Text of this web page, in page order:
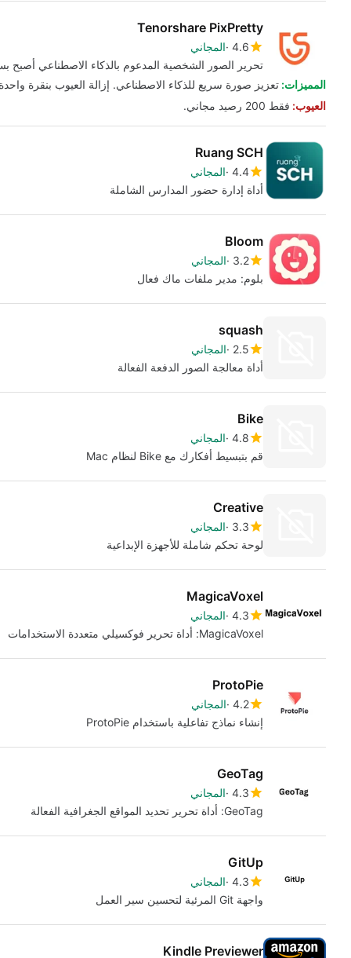
Tenorshare PixPretty
4.6 المجاني
تحرير الصور الشخصية المدعوم بالذكاء الاصطناعي أصبح
المميزات: تعزيز صورة سريع للذكاء الاصطناعي. إزالة العيوب بنقرة
العيوب: فقط 200 رصيد مجاني.
Ruang SCH
4.4 المجاني
أداة إدارة حضور المدارس الشاملة
Bloom
3.2 المجاني
بلوم: مدير ملفات ماك فعال
squash
2.5 المجاني
أداة معالجة الصور الدفعة الفعالة
Bike
4.8 المجاني
قم بتبسيط أفكارك مع Bike لنظام Mac
Creative
3.3 المجاني
لوحة تحكم شاملة للأجهزة الإبداعية
MagicaVoxel
4.3 المجاني
MagicaVoxel: أداة تحرير فوكسيلي متعددة الاستخدامات
ProtoPie
4.2 المجاني
إنشاء نماذج تفاعلية باستخدام ProtoPie
GeoTag
4.3 المجاني
GeoTag: أداة تحرير تحديد المواقع الجغرافية الفعالة
GitUp
4.3 المجاني
واجهة Git المرئية لتحسين سير العمل
Kindle Previewer